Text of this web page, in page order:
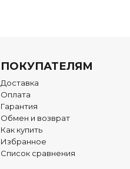
ПОКУПАТЕЛЯМ
Доставка
Оплата
Гарантия
Обмен и возврат
Как купить
Избранное
Список сравнения